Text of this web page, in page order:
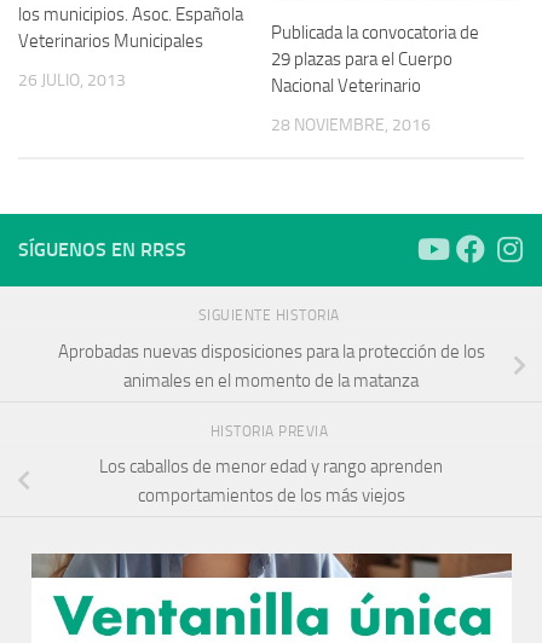
los municipios. Asoc. Española
Veterinarios Municipales
26 JULIO, 2013
Publicada la convocatoria de
29 plazas para el Cuerpo
Nacional Veterinario
28 NOVIEMBRE, 2016
SÍGUENOS EN RRSS
SIGUIENTE HISTORIA
Aprobadas nuevas disposiciones para la protección de los
animales en el momento de la matanza
HISTORIA PREVIA
Los caballos de menor edad y rango aprenden
comportamientos de los más viejos